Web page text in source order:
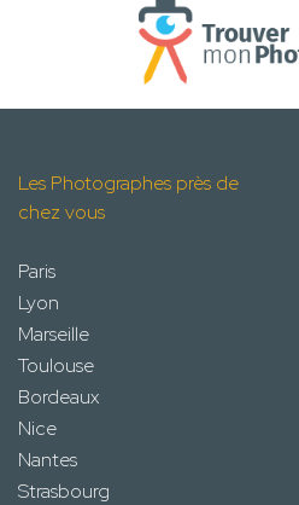
Les Photographes près de
chez vous
Paris
Lyon
Marseille
Toulouse
Bordeaux
Nice
Nantes
Strasbourg